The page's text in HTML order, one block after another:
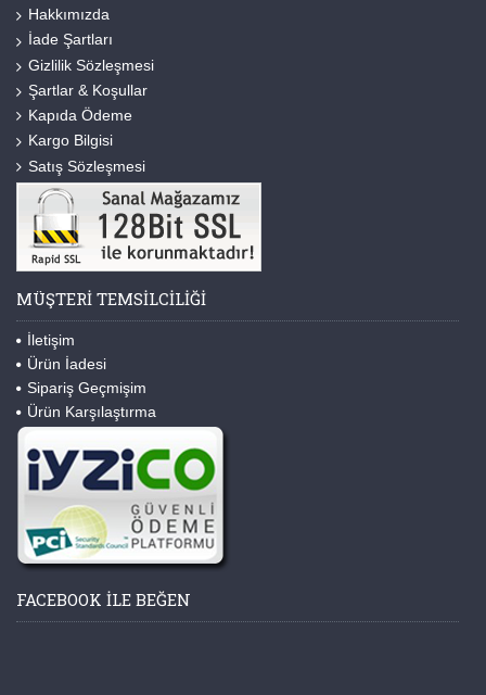
Hakkımızda
İade Şartları
Gizlilik Sözleşmesi
Şartlar & Koşullar
Kapıda Ödeme
Kargo Bilgisi
Satış Sözleşmesi
MÜŞTERI TEMSILCILIĞI
İletişim
Ürün İadesi
Sipariş Geçmişim
Ürün Karşılaştırma
FACEBOOK ILE BEĞEN